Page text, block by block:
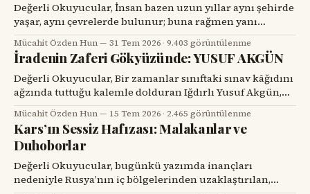
Değerli Okuyucular, İnsan bazen uzun yıllar aynı şehirde
yaşar, aynı çevrelerde bulunur; buna rağmen yanı
başındaki değerli bir hemşehrisini tanımak için bir
tesadüfü beklemek zorunda kalır. Prof. Dr. Hakan Alpay
Karasu’yla tanışmam da böyle oldu. Onu ilk gördüğümde,
karşımdaki kişinin başarılı bir diş hekimi, bilim insanı ve
üniversite yöneticisi
Mücahit Özden Hun 31 Tem 2026 ·9.403 görüntülenme
İradenin Zaferi Gökyüzünde: YUSUF AKGÜN
Değerli Okuyucular, Bir zamanlar sınıftaki sınav kâğıdını
ağzında tuttuğu kalemle dolduran Iğdırlı Yusuf Akgün,
bugün aynı kalemle Türkiye’nin millî muharip uçağı
KAAN’ı çiziyor. Çocuk yuvalarından dünya spor
sahnelerine, resim atölyelerinden TUSAŞ hangarlarına
uzanan bu yol, yalnızca bir başarı hikâyesi değil; insanın
kendi kaderine karşı verdiği büyük mücadelenin adıdır.
Mücahit Özden Hun 15 Tem 2026 · 2.465 görüntülenme
Kars’ın Sessiz Hafızası: Malakanlar ve
Duhoborlar
Değerli Okuyucular, bugünkü yazımda inançları
nedeniyle Rusya’nın iç bölgelerinden uzaklaştırılan,